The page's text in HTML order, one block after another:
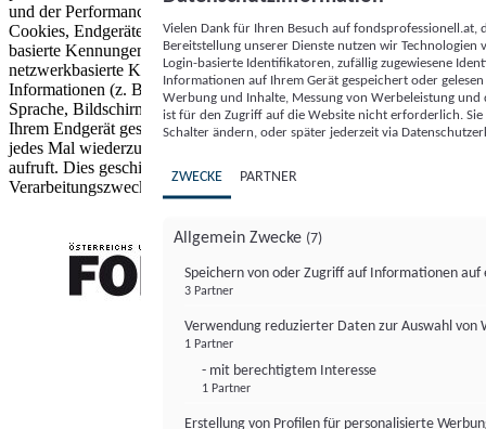
und der Performance von Inhalten sowie Zielgruppenforschung.
Cookies, Endgeräte- oder ähnliche Online-Kennungen (z. B. login-
basierte Kennungen, zufällig generierte Kennungen,
netzwerkbasierte Kennungen) können zusammen mit anderen
Informationen (z. B. Browsertyp und Browserinformationen,
Sprache, Bildschirmgröße, unterstützte Technologien usw.) auf
Ihrem Endgerät gespeichert oder von dort ausgelesen werden, um es
jedes Mal wiederzuerkennen, wenn es eine App oder einer Webseite
aufruft. Dies geschieht für einen oder mehrere der hier aufgeführten
Verarbeitungszwecke.
Vielen Dank für Ihren Besuch auf
Bereitstellung unserer Dienste nutzen wir Technologien
Login-basierte Identifikatoren, zufällig zugewiesene
Informationen auf Ihrem Gerät gespeichert oder
Werbung und Inhalte, Messung von Werbeleistung
ist für den Zugriff auf die Website nicht erforderlich.
Schalter ändern, oder später jederzeit via
ZWECKE PARTNER
Allgemein Zwecke (7)
Speichern von oder Zugriff auf Informationen auf
3 Partner
Verwendung reduzierter Daten zur Auswahl von
1 Partner
- mit berechtigtem Interesse
1 Partner
Erstellung von Profilen für personalisierte
FONDS professionell